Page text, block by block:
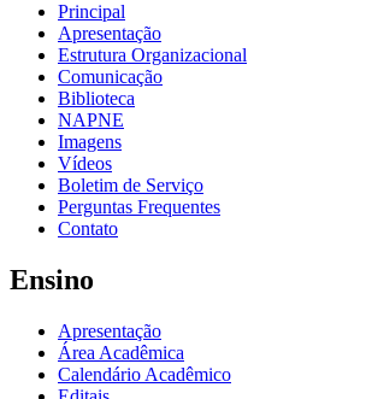
Principal
Apresentação
Estrutura Organizacional
Comunicação
Biblioteca
NAPNE
Imagens
Vídeos
Boletim de Serviço
Perguntas Frequentes
Contato
Ensino
Apresentação
Área Acadêmica
Calendário Acadêmico